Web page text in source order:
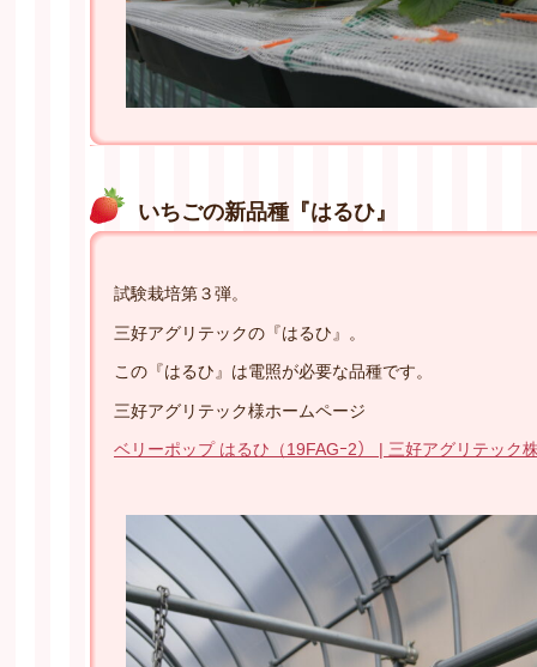
いちごの新品種『はるひ』
試験栽培第３弾。
三好アグリテックの『はるひ』。
この『はるひ』は電照が必要な品種です。
三好アグリテック様ホームページ
ベリーポップ はるひ（19FAGｰ2） | 三好アグリテック